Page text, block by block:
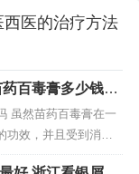
西医的治疗方法
百毒膏多少钱一
虽然苗药百毒膏在一
效，并且受到消费
肤敏感程度不同以及